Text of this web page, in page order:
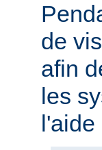
de
afin
les